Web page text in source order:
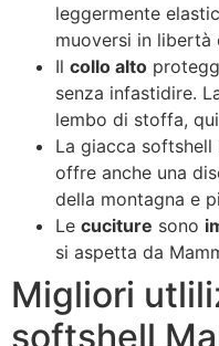
leggermente
muoversi in libertà
Il collo alto
senza infastidire.
lembo di stoffa,
La giacca softshell
offre anche una
della montagna e
Le cuciture sono
si aspetta da
Migliori
softshell